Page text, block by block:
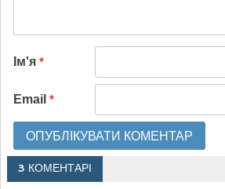
Ім'я *
Email *
3 КОМЕНТАРІ